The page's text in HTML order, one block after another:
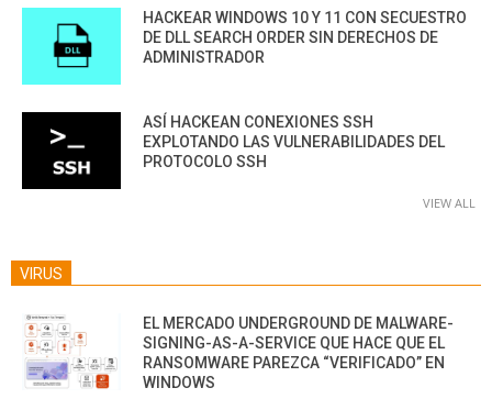
HACKEAR WINDOWS 10 Y 11 CON SECUESTRO
DE DLL SEARCH ORDER SIN DERECHOS DE
ADMINISTRADOR
ASÍ HACKEAN CONEXIONES SSH
EXPLOTANDO LAS VULNERABILIDADES DEL
PROTOCOLO SSH
VIEW ALL
VIRUS
EL MERCADO UNDERGROUND DE MALWARE-
SIGNING-AS-A-SERVICE QUE HACE QUE EL
RANSOMWARE PAREZCA “VERIFICADO” EN
WINDOWS